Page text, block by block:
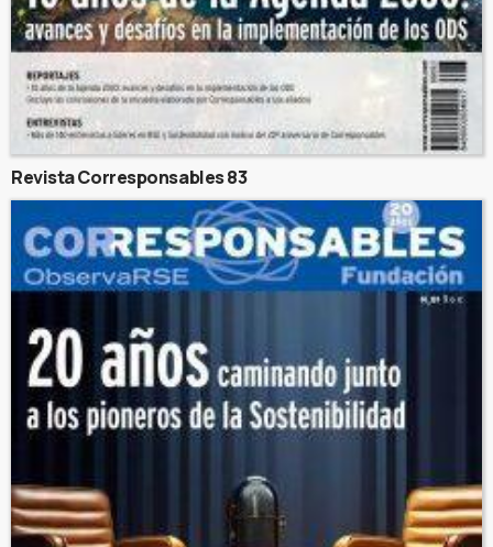
Revista Corresponsables 83